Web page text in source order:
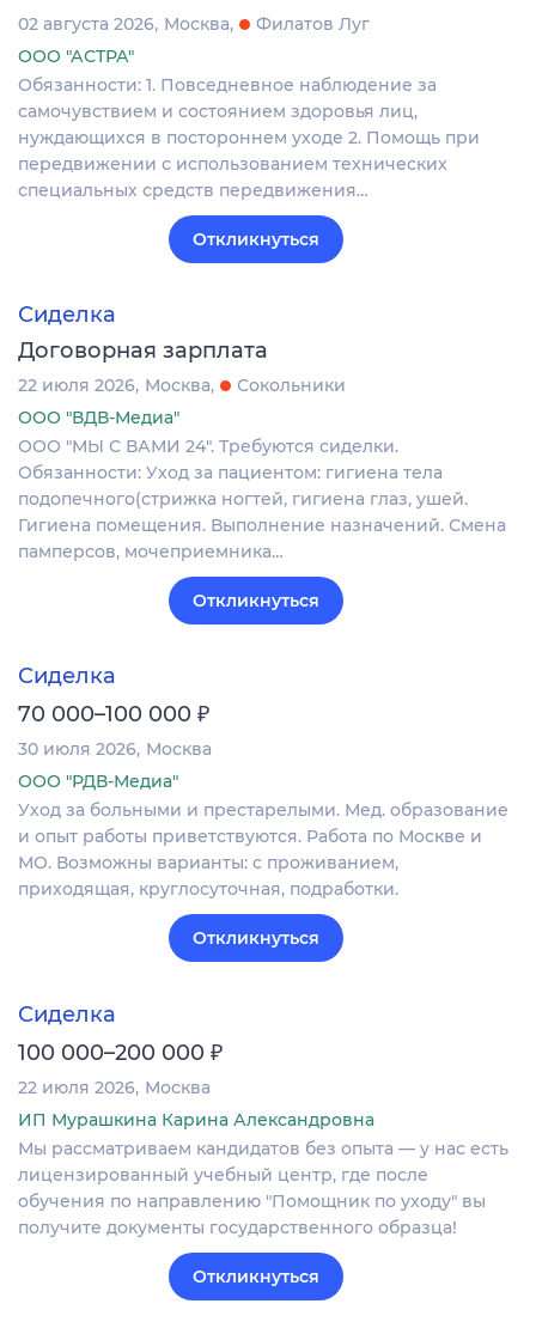
02 августа 2026 Москва
Филатов Луг
ООО "АСТРА"
Обязанности: 1. Повседневное наблюдение за
самочувствием и состоянием здоровья лиц,
нуждающихся в постороннем уходе 2. Помощь при
передвижении с использованием технических
специальных средств передвижения…
Откликнуться
Сиделка
Договорная зарплата
22 июля 2026 Москва
Сокольники
ООО "ВДВ-Медиа"
ООО "МЫ С ВАМИ 24". Требуются сиделки.
Обязанности: Уход за пациентом: гигиена тела
подопечного(стрижка ногтей, гигиена глаз, ушей.
Гигиена помещения. Выполнение назначений. Смена
памперсов, мочеприемника…
Откликнуться
Сиделка
70 000–100 000 ₽
30 июля 2026 Москва
ООО "РДВ-Медиа"
Уход за больными и престарелыми. Мед. образование
и опыт работы приветствуются. Работа по Москве и
МО. Возможны варианты: с проживанием,
приходящая, круглосуточная, подработки.
Откликнуться
Сиделка
100 000–200 000 ₽
22 июля 2026 Москва
ИП Мурашкина Карина Александровна
Мы рассматриваем кандидатов без опыта — у нас есть
лицензированный учебный центр, где после
обучения по направлению "Помощник по уходу" вы
получите документы государственного образца!
Откликнуться